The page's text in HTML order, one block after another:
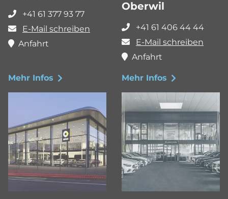
+41 61 377 93 77
E-Mail schreiben
Anfahrt
Mehr Infos
Oberwil
+41 61 406 44 44
E-Mail schreiben
Anfahrt
Mehr Infos